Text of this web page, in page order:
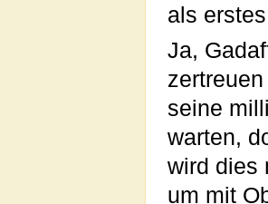
als
Ja,
seine
warten,
wird dies
um mit